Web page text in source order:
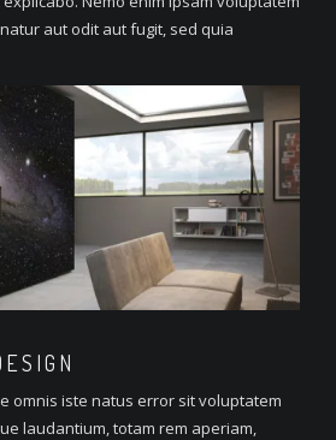
aut odit aut fugit, sed quia
omnis iste natus error sit voluptatem
laudantium, totam rem aperiam,